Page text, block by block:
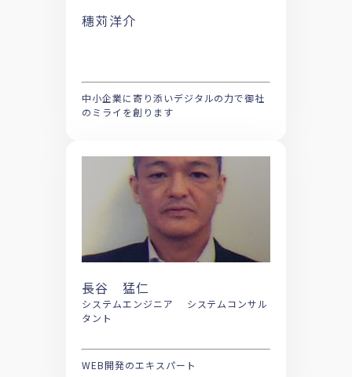
穗苅洋介
中小企業に寄り添いデジタルの力で御社
のミライを創ります
長谷 猛仁
システムエンジニア システムコンサル
タント
WEB開発のエキスパート